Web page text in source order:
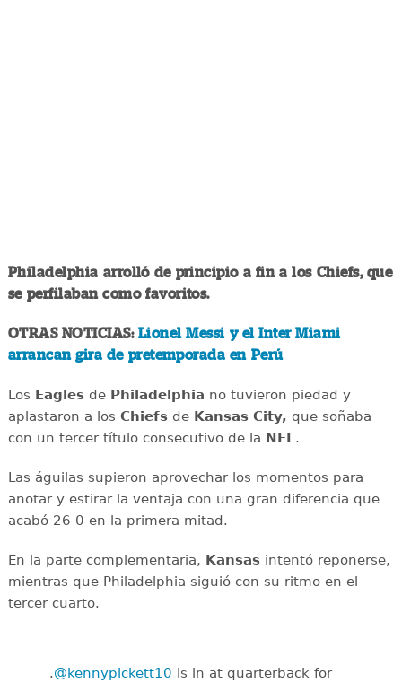
Philadelphia arrolló de principio a fin a los Chiefs, que
se perfilaban como favoritos.
OTRAS NOTICIAS: Lionel Messi y el Inter Miami
arrancan gira de pretemporada en Perú
Los Eaglesde Philadelphia no tuvieron piedad y
aplastaron a los Chiefsde Kansas City, que soñaba
con un tercer título consecutivo de la NFL.
Las águilas supieron aprovechar los momentos para
anotar y estirar la ventaja con una gran diferencia que
acabó 26-0 en la primera mitad.
En la parte complementaria, Kansasintentó reponerse,
mientras que Philadelphia siguió con su ritmo en el
tercer cuarto.
.@kennypickett10 is in at quarterback for